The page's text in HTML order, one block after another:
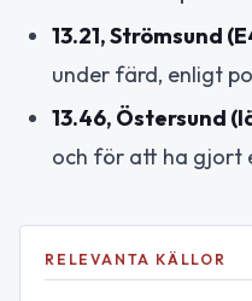
13.21, Strömsund
under färd, enligt
13.46, Östersund
och för att ha gjort
RELEVANTA KÄLLOR